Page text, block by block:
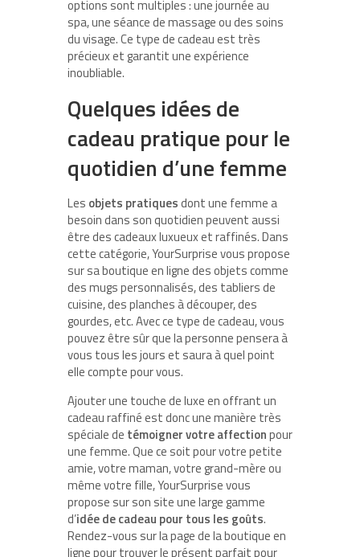
options sont multiples : une journée au
spa, une séance de massage ou des soins
du visage. Ce type de cadeau est très
précieux et garantit une expérience
inoubliable.
Quelques idées de
cadeau pratique pour le
quotidien d’une femme
Les objets pratiquesdont une femme a
besoin dans son quotidien peuvent aussi
être des cadeaux luxueux et raffinés. Dans
cette catégorie, YourSurprise vous propose
sur sa boutique en ligne des objets comme
des mugs personnalisés, des tabliers de
cuisine, des planches à découper, des
gourdes, etc. Avec ce type de cadeau, vous
pouvez être sûr que la personne pensera à
vous tous les jours et saura à quel point
elle compte pour vous.
Ajouter une touche de luxe en offrant un
cadeau raffiné est donc une manière très
spéciale de témoigner votre affectionpour
une femme. Que ce soit pour votre petite
amie, votre maman, votre grand-mère ou
même votre fille, YourSurprise vous
propose sur son site une large gamme
d’idée de cadeau pour tous les goûts.
Rendez-vous sur la page de la boutique en
ligne pour trouver le présent parfait pour